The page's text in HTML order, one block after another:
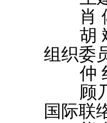
肖
胡
组织委
仲
顾乃
国际联